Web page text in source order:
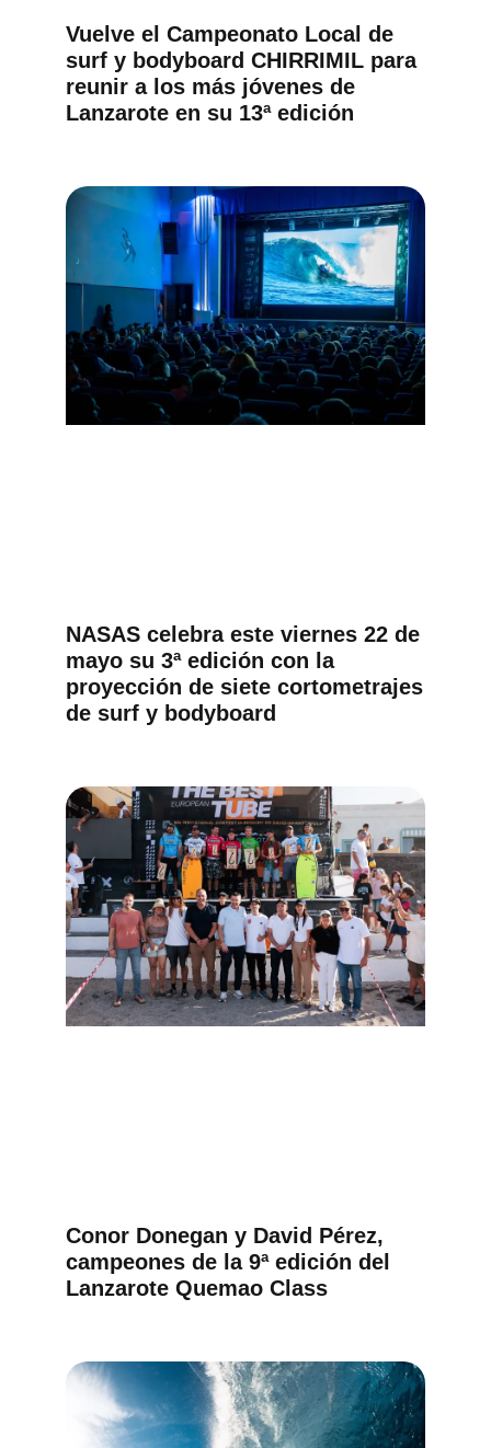
Vuelve el Campeonato Local de
surf y bodyboard CHIRRIMIL para
reunir a los más jóvenes de
Lanzarote en su 13ª edición
NASAS celebra este viernes 22 de
mayo su 3ª edición con la
proyección de siete cortometrajes
de surf y bodyboard
Conor Donegan y David Pérez,
campeones de la 9ª edición del
Lanzarote Quemao Class